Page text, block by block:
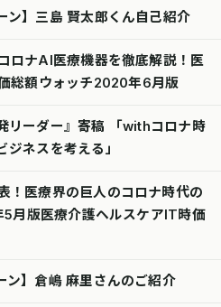
ン】三島 賢太郎くん自己紹介
ロナAI医療機器を徹底解説！医
総額ウォッチ2020年6月版
リーダー』寄稿 「withコロナ時
ネスを考える」
！医療界の巨人のコロナ時代の
月版医療介護ヘルスケアIT時価
ン】倉嶋 麻里さんのご紹介